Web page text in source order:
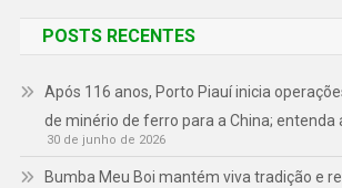
POSTS RECENTES
Após 116 anos, Porto Piauí inicia
de minério de ferro para a China; entenda
30 de junho de 2026
Bumba Meu Boi mantém viva tradição e